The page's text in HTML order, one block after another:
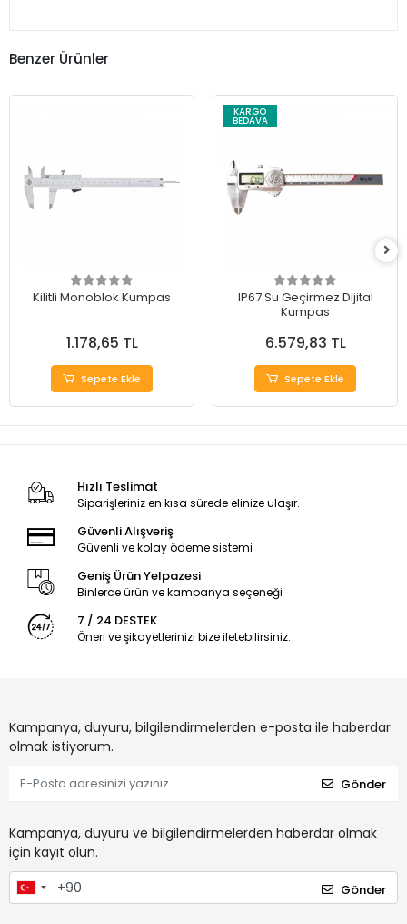
Benzer Ürünler
Kilitli Monoblok Kumpas
1.178,65 TL
Sepete Ekle
KARGO
BEDAVA
IP67 Su Geçirmez Dijital
Kumpas
6.579,83 TL
Sepete Ekle
Hızlı Teslimat
Siparişleriniz en kısa sürede elinize ulaşır.
Güvenli Alışveriş
Güvenli ve kolay ödeme sistemi
Geniş Ürün Yelpazesi
Binlerce ürün ve kampanya seçeneği
7 / 24 DESTEK
Öneri ve şikayetlerinizi bize iletebilirsiniz.
Kampanya, duyuru, bilgilendirmelerden e-posta ile haberdar
olmak istiyorum.
Gönder
Kampanya, duyuru ve bilgilendirmelerden haberdar olmak
için kayıt olun.
Gönder